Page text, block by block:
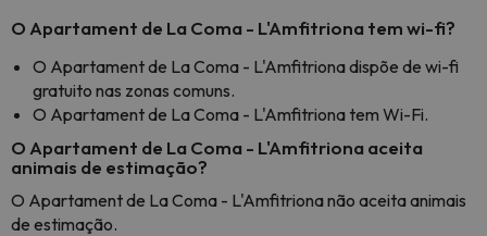
O Apartament de La Coma - L'Amfitriona tem wi-fi?
O Apartament de La Coma - L'Amfitriona dispõe de wi-fi
gratuito nas zonas comuns.
O Apartament de La Coma - L'Amfitriona tem Wi-Fi.
O Apartament de La Coma - L'Amfitriona aceita
animais de estimação?
O Apartament de La Coma - L'Amfitriona não aceita animais
de estimação.